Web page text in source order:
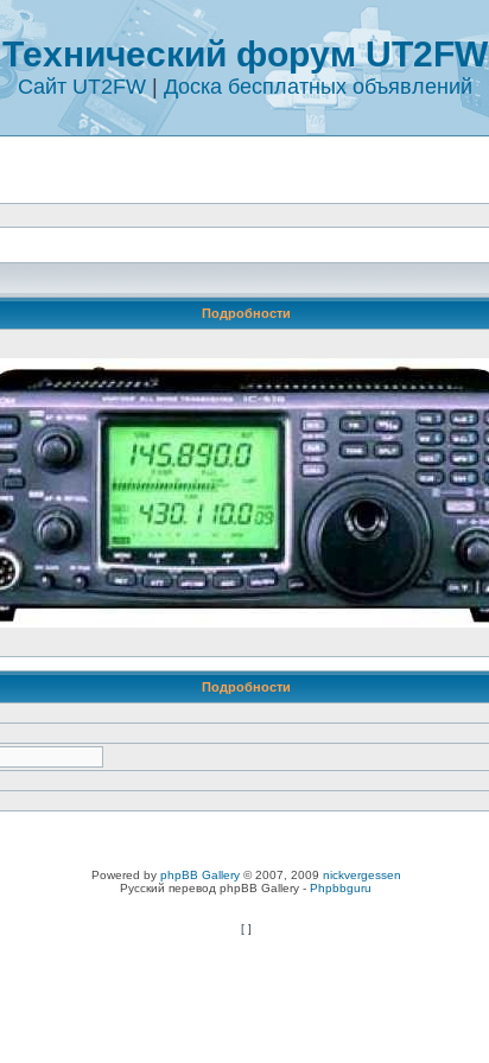
Технический форум UT2FW
Сайт UT2FW| Доска бесплатных объявлений
Подробности
Подробности
Powered by phpBB Gallery© 2007, 2009 nickvergessen
Русский перевод phpBB Gallery - Phpbbguru
[ ]